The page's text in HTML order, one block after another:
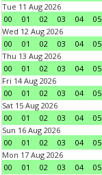
Tue 11 Aug 2026
00
01 02 03 04 05
Wed 12 Aug 2026
00
01 02 03 04 05
Thu 13 Aug 2026
00
01 02 03 04 05
Fri 14 Aug 2026
00
01 02 03 04 05
Sat 15 Aug 2026
00
01 02 03 04 05
Sun 16 Aug 2026
00
01 02 03 04 05
Mon 17 Aug 2026
00
01 02 03 04 05